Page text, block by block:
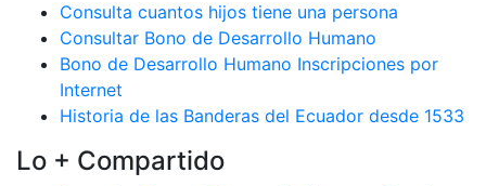
Consulta cuantos hijos tiene una persona
Consultar Bono de Desarrollo Humano
Bono de Desarrollo Humano Inscripciones por
Internet
Historia de las Banderas del Ecuador desde 1533
Lo + Compartido